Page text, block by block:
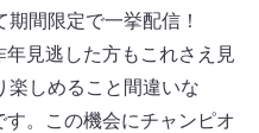
期間限定で一挙配信！
見逃した方もこれさえ見
楽しめること間違いな
。この機会にチャンピオ